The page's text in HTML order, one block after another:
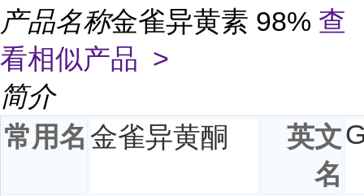
产品名称金雀异黄素 98% 查
看相似产品 >
简介
常用名 金雀异黄酮
英文
名